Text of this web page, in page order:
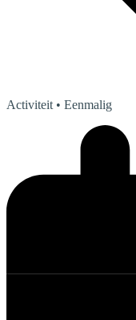
Activiteit • Eenmalig